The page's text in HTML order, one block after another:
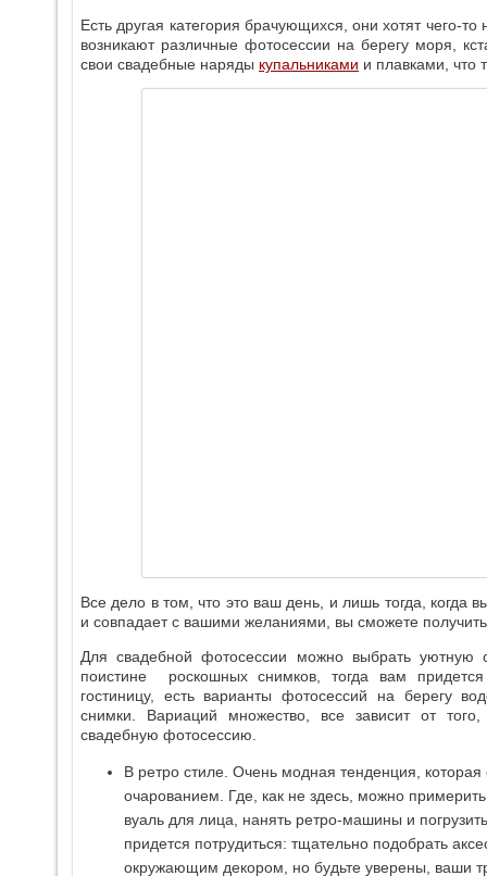
Есть другая категория брачующихся, они хотят чего-
возникают различные фотосессии на берегу моря,
свои свадебные наряды купальниками и плавками, что
Все дело в том, что это ваш день, и лишь тогда, когда
и совпадает с вашими желаниями, вы сможете
Для свадебной фотосессии можно выбрать уютную
поистине роскошных снимков, тогда вам
гостиницу, есть варианты фотосессий на берегу
снимки. Вариаций множество, все зависит от
свадебную фотосессию.
В ретро стиле. Очень модная тенденция,
очарованием. Где, как не здесь, можно
вуаль для лица, нанять ретро-машины и
придется потрудиться: тщательно подобрать
окружающим декором, но будьте уверены, ваши